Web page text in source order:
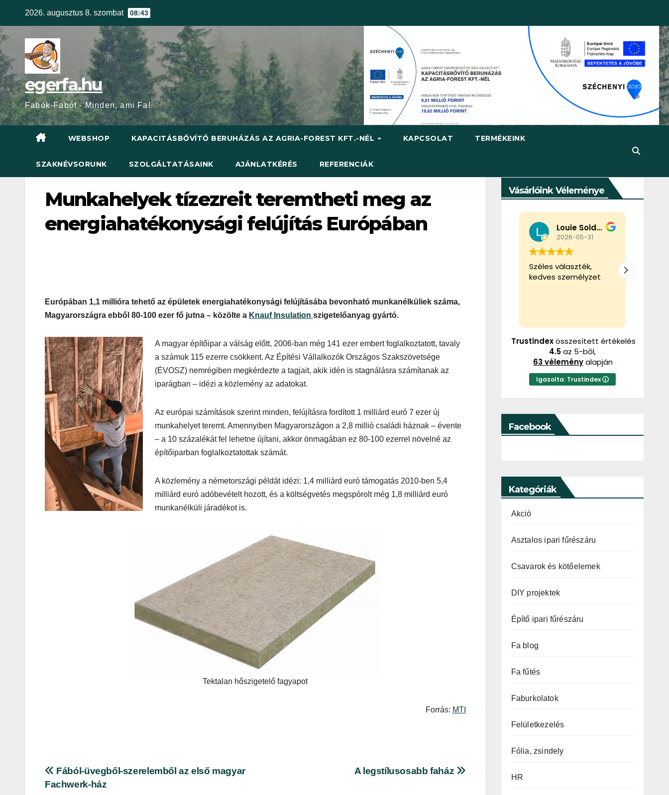
content
2026. augusztus 8. szombat 08:43
egerfa.hu
Fabók-Fabót - Minden, ami Fa!
WEBSHOP KAPACITÁSBŐVÍTŐ BERUHÁZÁS AZ AGRIA-FOREST KFT.-NÉL KAPCSOLAT TERMÉKEINK
SZAKNÉVSORUNK SZOLGÁLTATÁSAINK AJÁNLATKÉRÉS REFERENCIÁK
Munkahelyek tízezreit teremtheti meg az
energiahatékonysági felújítás Európában
Európában 1,1 millióra tehető az épületek energiahatékonysági felújításába bevonható munkanélküliek száma,
Magyarországra ebből 80-100 ezer fő jutna – közölte a Knauf Insulation szigetelőanyag gyártó.
A magyar építőipar a válság előtt, 2006-ban még 141 ezer embert foglalkoztatott, tavaly
a számuk 115 ezerre csökkent. Az Építési Vállalkozók Országos Szakszövetsége
(ÉVOSZ) nemrégiben megkérdezte a tagjait, akik idén is stagnálásra számítanak az
iparágban – idézi a közlemény az adatokat.
Az európai számítások szerint minden, felújításra fordított 1 milliárd euró 7 ezer új
munkahelyet teremt. Amennyiben Magyarországon a 2,8 millió családi háznak – évente
– a 10 százalékát fel lehetne újítani, akkor önmagában ez 80-100 ezerrel növelné az
építőiparban foglalkoztatottak számát.
A közlemény a németországi példát idézi: 1,4 milliárd euró támogatás 2010-ben 5,4
milliárd euró adóbevételt hozott, és a költségvetés megspórolt még 1,8 milliárd euró
munkanélküli járadékot is.
Tektalan hőszigetelő fagyapot
Forrás: MTI
Bejegyzés
A legstílusosabb faház
Fából-üvegből-szerelemből az első magyar
Fachwerk-ház
Vásárlóink Véleménye
Tibor Gál
2026-02-22
Ez a felhasználó csak
egy értékelést
Trustindexösszesített értékelés
4.5az 5-ből,
63 véleményalapján
Igazolta: Trustindex
Facebook
Kategóriák
Akció
Asztalos ipari fűrészáru
Csavarok és kötőelemek
DIY projektek
Építő ipari fűrészáru
Fa blog
Fa fűtés
Faburkolatok
Felületkezelés
Fólia, zsindely
HR